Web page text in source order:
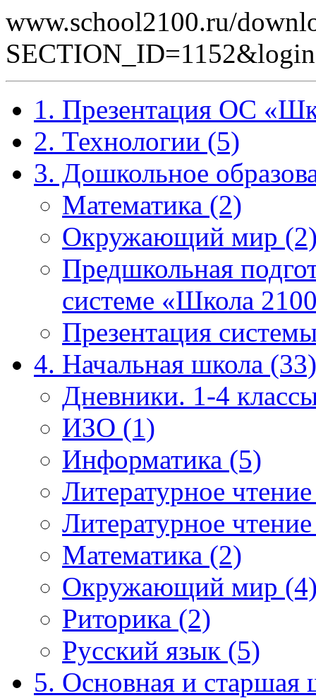
www.school2100.ru/
1. Презентация ОС
2. Технологии (5)
3. Дошкольное
Математика (2)
Окружающий мир
Предшкольная
системе «Школа
Презентация
4. Начальная школа (33)
Дневники. 1-4
ИЗО (1)
Информатика (5)
Литературное
Литературное
Математика (2)
Окружающий мир
Риторика (2)
Русский язык (5)
5. Основная и старшая